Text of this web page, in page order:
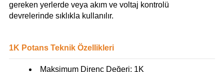
gereken yerlerde veya akım ve voltaj kontrolü
devrelerinde sıklıkla kullanılır.
1K Potans Teknik Özellikleri
Maksimum Direnç Değeri: 1K